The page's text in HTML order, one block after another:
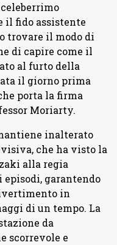
il fido assistente
trovare il modo di
di capire come il
al furto della
il giorno prima
porta la firma
Moriarty.
inalterato
che ha visto la
alla regia
episodi, garantendo
in
di un tempo. La
da
scorrevole e